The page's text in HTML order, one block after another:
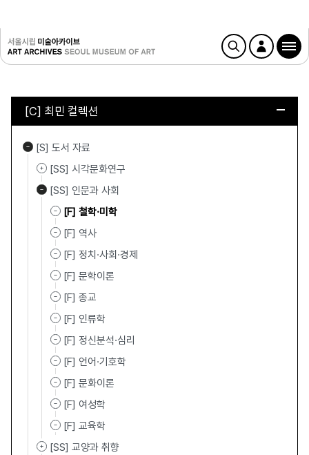
[C] 최민 컬렉션
[S] 도서 자료
[SS] 시각문화연구
[SS] 인문과 사회
[F] 철학·미학
[F] 역사
[F] 정치·사회·경제
[F] 문학이론
[F] 종교
[F] 인류학
[F] 정신분석·심리
[F] 언어·기호학
[F] 문화이론
[F] 여성학
[F] 교육학
[SS] 교양과 취향